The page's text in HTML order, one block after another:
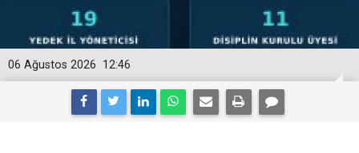
12:46
06 Ağustos 2026